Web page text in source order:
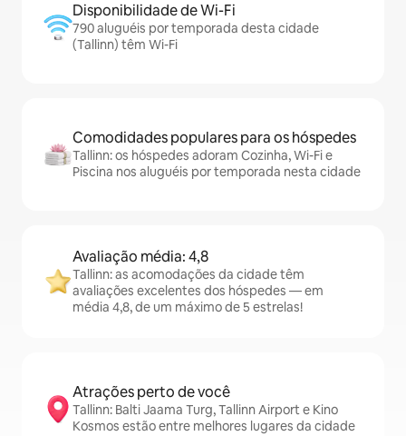
Disponibilidade de Wi-Fi
790 aluguéis por temporada desta cidade
(Tallinn) têm Wi-Fi
Comodidades populares para os hóspedes
Tallinn: os hóspedes adoram Cozinha, Wi-Fi e
Piscina nos aluguéis por temporada nesta cidade
Avaliação média: 4,8
Tallinn: as acomodações da cidade têm
avaliações excelentes dos hóspedes — em
média 4,8, de um máximo de 5 estrelas!
Atrações perto de você
Tallinn: Balti Jaama Turg, Tallinn Airport e Kino
Kosmos estão entre melhores lugares da cidade